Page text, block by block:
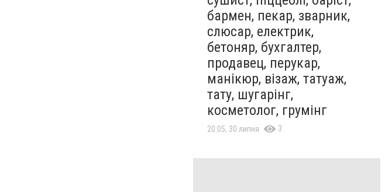
бармен, пекар, зварник,
слюсар, електрик,
бетоняр, бухгалтер,
продавец, перукар,
манікюр, візаж, татуаж,
тату, шугарінг,
косметолог, грумінг
20:05, 30 липня 3